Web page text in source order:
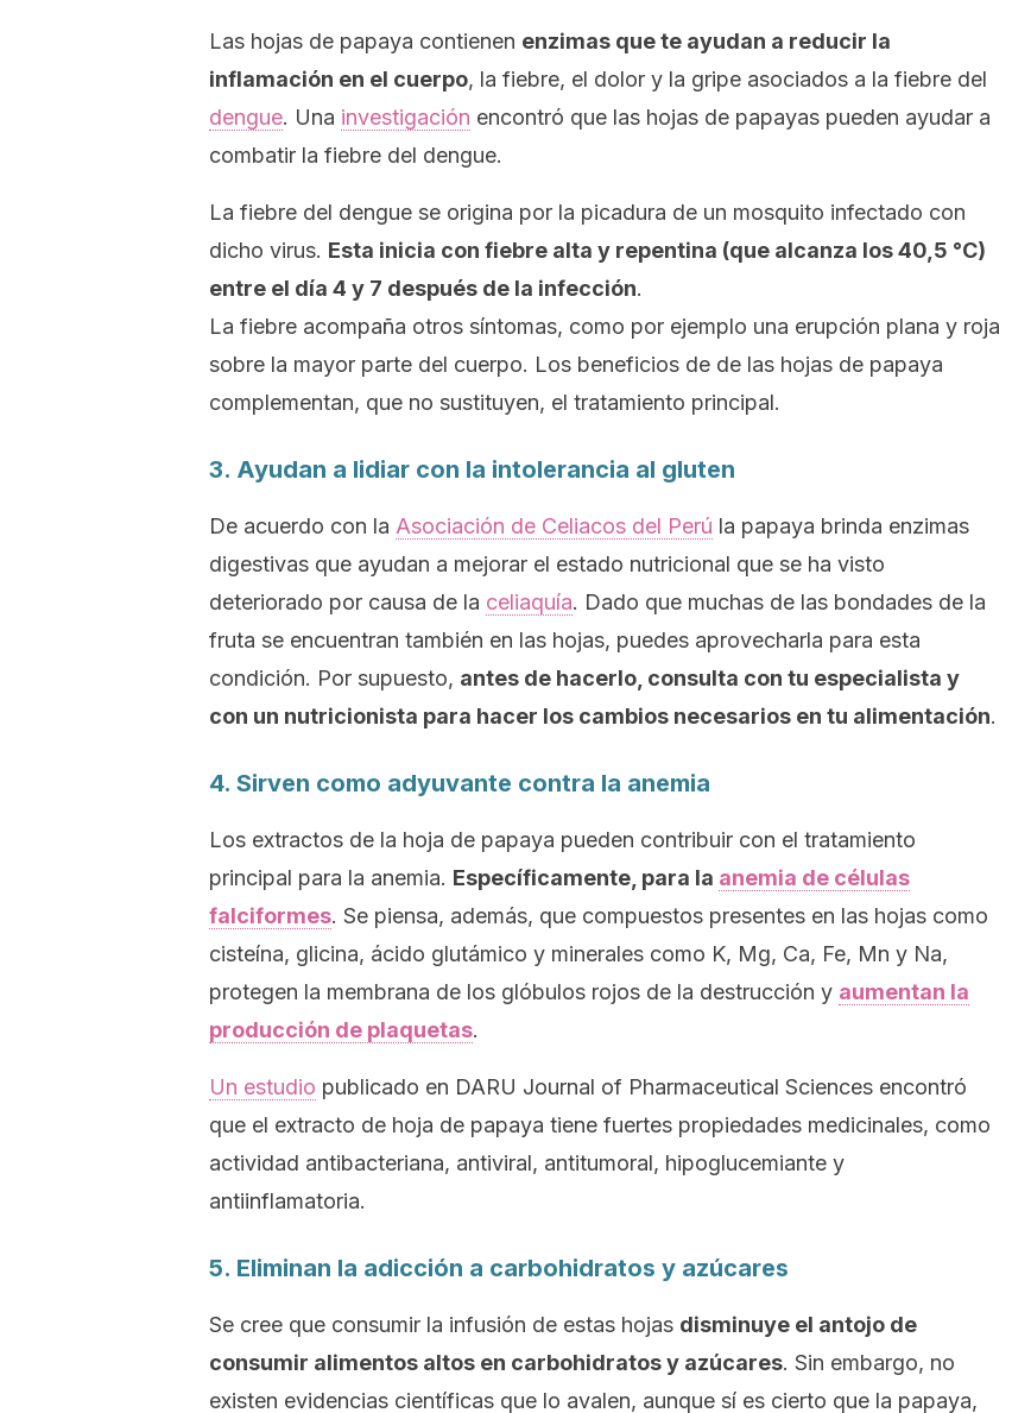
Las hojas de papaya contienen enzimas que te ayudan a reducir la
inflamación en el cuerpo, la fiebre, el dolor y la gripe asociados a la fiebre del
dengue. Una investigación encontró que las hojas de papayas pueden ayudar a
combatir la fiebre del dengue.
La fiebre del dengue se origina por la picadura de un mosquito infectado con
dicho virus. Esta inicia con fiebre alta y repentina (que alcanza los 40,5 °C)
entre el día 4 y 7 después de la infección.
La fiebre acompaña otros síntomas, como por ejemplo una erupción plana y roja
sobre la mayor parte del cuerpo. Los beneficios de de las hojas de papaya
complementan, que no sustituyen, el tratamiento principal.
3. Ayudan a lidiar con la intolerancia al gluten
De acuerdo con la Asociación de Celiacos del Perú la papaya brinda enzimas
digestivas que ayudan a mejorar el estado nutricional que se ha visto
deteriorado por causa de la celiaquía. Dado que muchas de las bondades de la
fruta se encuentran también en las hojas, puedes aprovecharla para esta
condición. Por supuesto, antes de hacerlo, consulta con tu especialista y
con un nutricionista para hacer los cambios necesarios en tu alimentación.
4. Sirven como adyuvante contra la anemia
Los extractos de la hoja de papaya pueden contribuir con el tratamiento
principal para la anemia. Específicamente, para la anemia de células
falciformes. Se piensa, además, que compuestos presentes en las hojas como
cisteína, glicina, ácido glutámico y minerales como K, Mg, Ca, Fe, Mn y Na,
protegen la membrana de los glóbulos rojos de la destrucción y aumentan la
producción de plaquetas.
Un estudio publicado en DARU Journal of Pharmaceutical Sciences encontró
que el extracto de hoja de papaya tiene fuertes propiedades medicinales, como
actividad antibacteriana, antiviral, antitumoral, hipoglucemiante y
antiinflamatoria.
5. Eliminan la adicción a carbohidratos y azúcares
Se cree que consumir la infusión de estas hojas disminuye el antojo de
consumir alimentos altos en carbohidratos y azúcares. Sin embargo, no
existen evidencias científicas que lo avalen, aunque sí es cierto que la papaya,